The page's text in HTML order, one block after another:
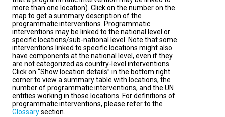
more than one location). Click on the number on the
map to get a summary description of the
programmatic interventions. Programmatic
interventions may be linked to the national level or
specific locations/sub-national level. Note that some
interventions linked to specific locations might also
have components at the national level, even if they
are not categorized as country-level interventions.
Click on “Show location details” in the bottom right
corner to view a summary table with locations, the
number of programmatic interventions, and the UN
entities working in those locations. For definitions of
programmatic interventions, please refer to the
Glossarysection.